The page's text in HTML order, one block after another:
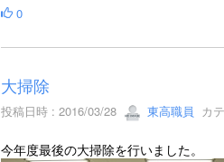
0
大掃除
投稿日時 : 2016/03/28 東高職員 カ
今年度最後の大掃除を行いました。